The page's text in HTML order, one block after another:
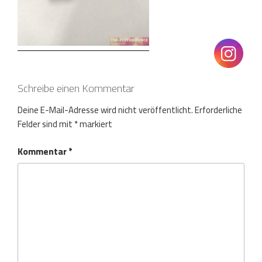
Schreibe einen Kommentar
Deine E-Mail-Adresse wird nicht veröffentlicht.Erforderliche
Felder sind mit*markiert
Kommentar*